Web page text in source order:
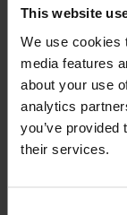
This website
We use cookies
media features
about your use
analytics
you’ve provided
their services.